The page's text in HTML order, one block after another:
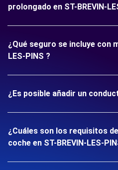
prolongado en ST-BREVIN-
¿Qué seguro se incluye con
LES-PINS ?
¿Es posible añadir un
¿Cuáles son los requisitos
coche en ST-BREVIN-LES-